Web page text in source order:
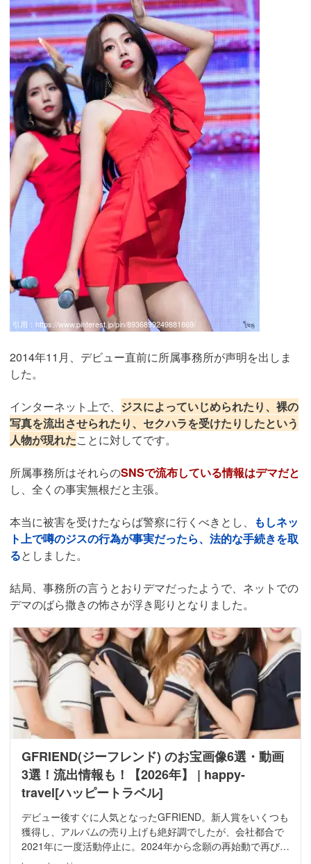
引用： https://www.pinterest.jp/pin/8936899249881869/
2014年11月、デビュー直前に所属事務所が声明を出しま
した。
インターネット上で、 ジスによっていじめられたり、裸の
写真を流出させられたり、セクハラを受けたりしたという
人物が現れたことに対してです。
所属事務所はそれらのSNSで流布している情報はデマだと
し、全くの事実無根だと主張。
本当に被害を受けたならば警察に行くべきとし、
もしネッ
ト上で噂のジスの行為が事実だったら、法的な手続きを取
るとしました。
結局、事務所の言うとおりデマだったようで、ネットでの
デマのばら撒きの怖さが浮き彫りとなりました。
GFRIEND(ジーフレンド) のお宝画像6選・動画
3選！流出情報も！【2026年】 | happy-
travel[ハッピートラベル]
デビュー後すぐに人気となったGFRIEND。新人賞をいくつも
獲得し、アルバムの売り上げも絶好調でしたが、会社都合で
2021年に一度活動停止に。2024年から念願の再始動で再び注
目を集めています。GFRIENDの流出情報やおすすめのエロ画